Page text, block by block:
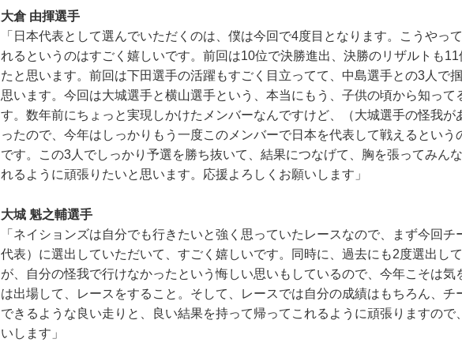
大倉 由揮選手
「日本代表として選んでいただくのは、僕は今回で4度目となります。こうやっ
れるというのはすごく嬉しいです。前回は10位で決勝進出、決勝のリザルトも
たと思います。前回は下田選手の活躍もすごく目立ってて、中島選手との3人で
思います。今回は大城選手と横山選手という、本当にもう、子供の頃から知って
す。数年前にちょっと実現しかけたメンバーなんですけど、（大城選手の怪我が
ったので、今年はしっかりもう一度このメンバーで日本を代表して戦えるという
です。この3人でしっかり予選を勝ち抜いて、結果につなげて、胸を張ってみん
れるように頑張りたいと思います。応援よろしくお願いします」
大城 魁之輔選手
「ネイションズは自分でも行きたいと強く思っていたレースなので、まず今回チ
代表）に選出していただいて、すごく嬉しいです。同時に、過去にも2度選出し
が、自分の怪我で行けなかったという悔しい思いもしているので、今年こそは気
は出場して、レースをすること。そして、レースでは自分の成績はもちろん、チ
できるような良い走りと、良い結果を持って帰ってこれるように頑張りますので
いします」